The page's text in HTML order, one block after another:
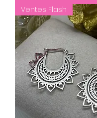
Ventes Flash